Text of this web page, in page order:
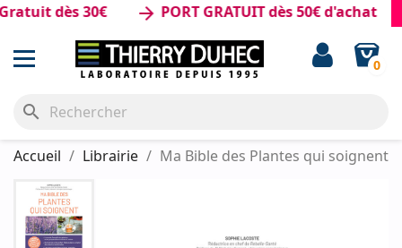
dès 30€ PORT GRATUIT dès 50€ d'achat
0
search
Accueil Librairie Ma Bible des Plantes qui soignent